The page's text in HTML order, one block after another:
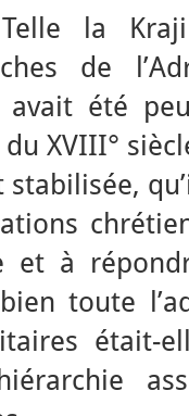
la
de
avait été
XVIII°
stabilisée,
et à
toute
était-